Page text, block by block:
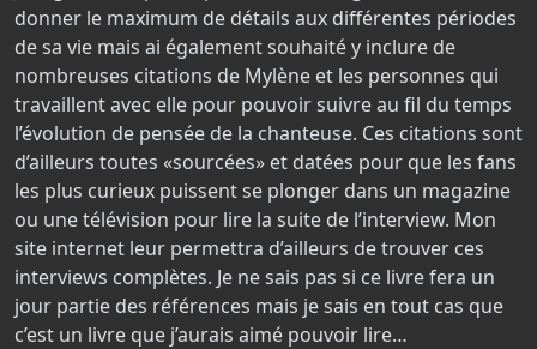
donner le maximum de détails aux différentes périodes
de sa vie mais ai également souhaité y inclure de
nombreuses citations de Mylène et les personnes qui
travaillent avec elle pour pouvoir suivre au fil du temps
l’évolution de pensée de la chanteuse. Ces citations sont
d’ailleurs toutes «sourcées» et datées pour que les fans
les plus curieux puissent se plonger dans un magazine
ou une télévision pour lire la suite de l’interview. Mon
site internet leur permettra d’ailleurs de trouver ces
interviews complètes. Je ne sais pas si ce livre fera un
jour partie des références mais je sais en tout cas que
c’est un livre que j’aurais aimé pouvoir lire…